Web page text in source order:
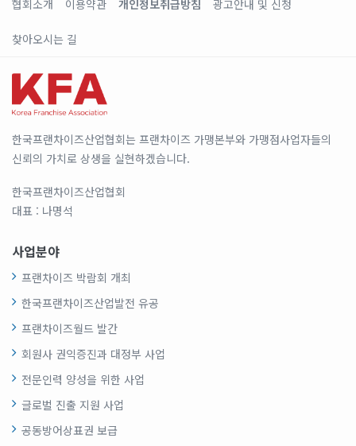
협회소개 이용약관 개인정보취급방침 광고안내 및 신청
찾아오시는 길
한국프랜차이즈산업협회는 프랜차이즈 가맹본부와 가맹점사업자들의
신뢰의 가치로 상생을 실현하겠습니다.
한국프랜차이즈산업협회
대표 : 나명석
사업분야
프랜차이즈 박람회 개최
한국프랜차이즈산업발전 유공
프랜차이즈월드 발간
회원사 권익증진과 대정부 사업
전문인력 양성을 위한 사업
글로벌 진출 지원 사업
공동방어상표권 보급